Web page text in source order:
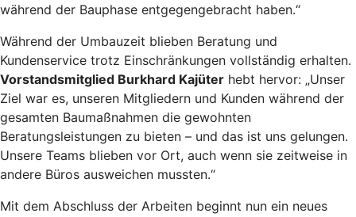
während der Bauphase entgegengebracht haben.“
Während der Umbauzeit blieben Beratung und
Kundenservice trotz Einschränkungen vollständig erhalten.
Vorstandsmitglied Burkhard Kajüter hebt hervor: „Unser
Ziel war es, unseren Mitgliedern und Kunden während der
gesamten Baumaßnahmen die gewohnten
Beratungsleistungen zu bieten – und das ist uns gelungen.
Unsere Teams blieben vor Ort, auch wenn sie zeitweise in
andere Büros ausweichen mussten.“
Mit dem Abschluss der Arbeiten beginnt nun ein neues